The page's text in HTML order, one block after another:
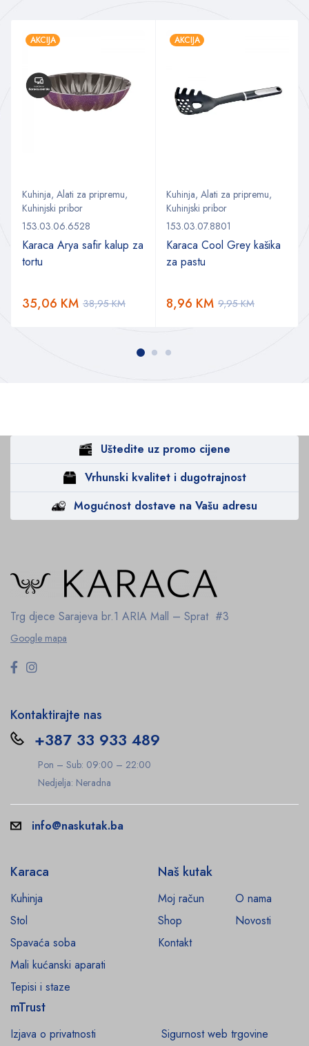
AKCIJA
Kuhinja, Alati za pripremu,
Kuhinjski pribor
153.03.06.6528
Karaca Arya safir kalup za
tortu
38,95KM
35,06 KM
AKCIJA
Kuhinja, Alati za pripremu,
Kuhinjski pribor
153.03.07.8801
Karaca Cool Grey kašika
za pastu
9,95KM
8,96 KM
Uštedite uz promo cijene
Vrhunski kvalitet i dugotrajnost
Mogućnost dostave na Vašu adresu
Trg djece Sarajeva br.1 ARIA Mall – Sprat #3
Google mapa
Kontaktirajte nas
+387 33 933 489
Pon – Sub: 09:00 – 22:00
Nedjelja: Neradna
info@naskutak.ba
Karaca
Kuhinja
Stol
Spavaća soba
Mali kućanski aparati
Tepisi i staze
Naš kutak
Moj račun
O nama
Shop
Novosti
Kontakt
mTrust
Izjava o privatnosti Sigurnost web trgovine